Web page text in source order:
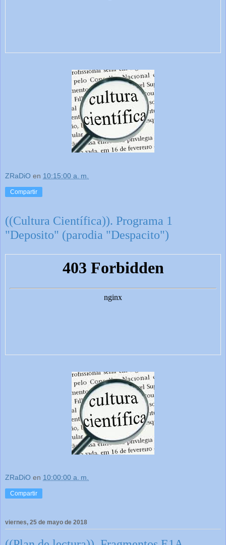
ZRaDiO en 10:15:00 a. m.
Compartir
((Cultura Científica)). Programa 1
"Deposito" (parodia "Despacito")
ZRaDiO en 10:00:00 a. m.
Compartir
viernes, 25 de mayo de 2018